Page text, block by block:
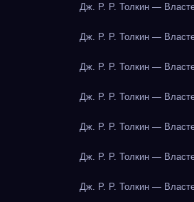
Дж. Р. Р. Толкин —
Дж. Р. Р. Толкин —
Дж. Р. Р. Толкин —
Дж. Р. Р. Толкин —
Дж. Р. Р. Толкин —
Дж. Р. Р. Толкин —
Дж. Р. Р. Толкин —